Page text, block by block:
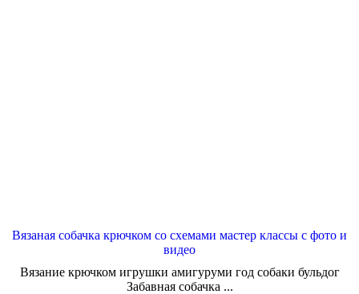
Вязаная собачка крючком со схемами мастер классы с фото и
видео
Вязание крючком игрушки амигуруми год собаки бульдог
Забавная собачка ...